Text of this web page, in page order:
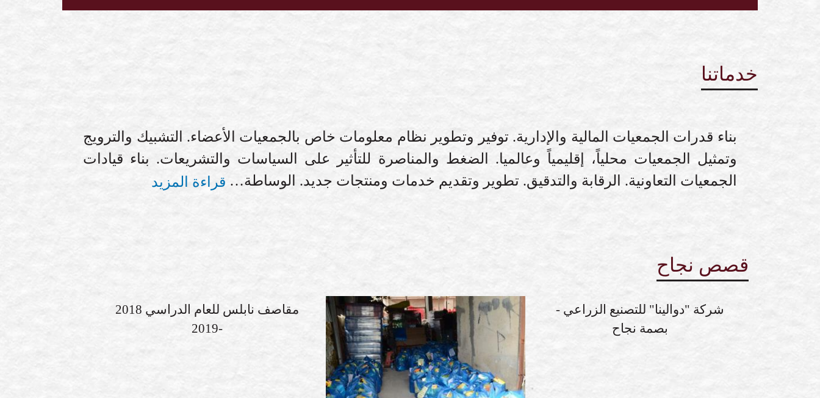
خدماتنا
بناء قدرات الجمعيات المالية والإدارية. توفير وتطوير نظام معلومات خاص بالجمعيات الأعضاء. التشبيك والترويج
وتمثيل الجمعيات محلياً، إقليمياً وعالميا. الضغط والمناصرة للتأثير على السياسات والتشريعات. بناء قيادات
الجمعيات التعاونية. الرقابة والتدقيق. تطوير وتقديم خدمات ومنتجات جديد. الوساطة… قراءة المزيد
قصص نجاح
شركة "دوالينا" للتصنيع الزراعي -
بصمة نجاح
مقاصف نابلس للعام الدراسي 2018
-2019